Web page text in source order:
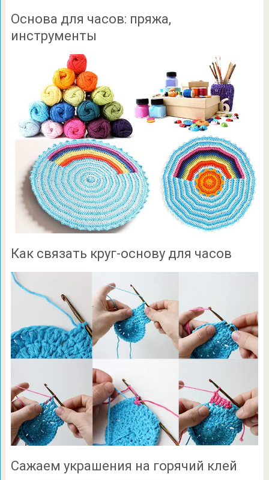
Основа для часов: пряжа,
инструменты
Как связать круг-основу для часов
Сажаем украшения на горячий клей